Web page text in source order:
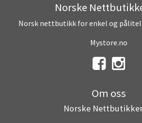
Norske
Norsk nettbutikk for enkel og
Mystore.no
Om oss
Norske